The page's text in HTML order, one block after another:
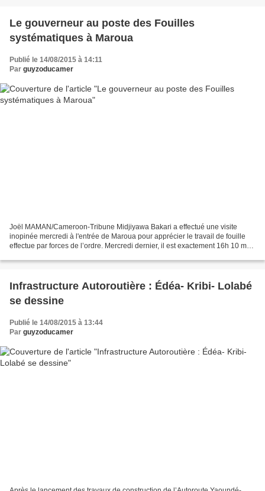
Le gouverneur au poste des Fouilles
systématiques à Maroua
Publié le 14/08/2015 à 14:11
Par guyzoducamer
Joël MAMAN/Cameroon-Tribune Midjiyawa Bakari a effectué une visite
inopinée mercredi à l'entrée de Maroua pour apprécier le travail de fouille
effectue par forces de l’ordre. Mercredi dernier, il est exactement 16h 10 mn
Infrastructure Autoroutière : Édéa- Kribi- Lolabé
se dessine
Publié le 14/08/2015 à 13:44
Par guyzoducamer